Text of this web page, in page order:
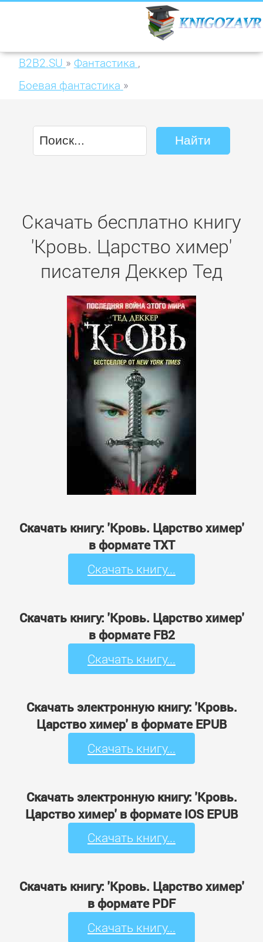
B2B2.SU » Фантастика ,
Боевая фантастика »
Скачать бесплатно книгу
'Кровь. Царство химер'
писателя Деккер Тед
Скачать книгу: 'Кровь. Царство химер'
в формате TXT
Скачать книгу...
Скачать книгу: 'Кровь. Царство химер'
в формате FB2
Скачать книгу...
Скачать электронную книгу: 'Кровь.
Царство химер' в формате EPUB
Скачать книгу...
Скачать электронную книгу: 'Кровь.
Царство химер' в формате IOS EPUB
Скачать книгу...
Скачать книгу: 'Кровь. Царство химер'
в формате PDF
Скачать книгу...